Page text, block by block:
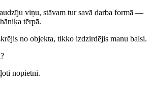
viņu, stāvam tur savā darba formā —
tērpā.
no objekta, tikko izdzirdējis manu balsi.
nopietni.